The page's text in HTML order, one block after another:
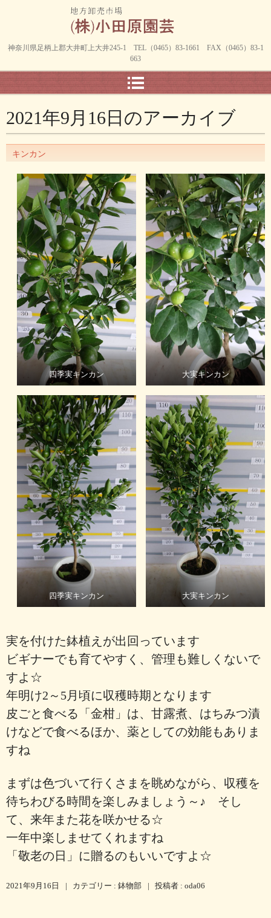
神奈川県足柄上郡大井町上大井245-1 TEL（0465）83-1661 FAX（0465）83-1
663
2021年9月16日 のアーカイブ
キンカン
四季実キンカン 大実キンカン
四季実キンカン 大実キンカン
実を付けた鉢植えが出回っています
ビギナーでも育てやすく、管理も難しくないで
すよ☆
年明け2～5月頃に収穫時期となります
皮ごと食べる「金柑」は、甘露煮、はちみつ漬
けなどで食べるほか、薬としての効能もありま
すね
まずは色づいて行くさまを眺めながら、収穫を
待ちわびる時間を楽しみましょう～♪ そし
て、来年また花を咲かせる☆
一年中楽しませてくれますね
「敬老の日」に贈るのもいいですよ☆
2021年9月16日 | カテゴリー : 鉢物部 | 投稿者 : oda06